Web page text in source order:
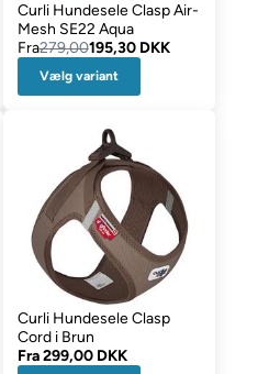
Curli Hundesele Clasp Air-
Mesh SE22 Aqua
Fra279,00195,30 DKK
Vælg variant
Curli Hundesele Clasp
Cord i Brun
Fra299,00 DKK